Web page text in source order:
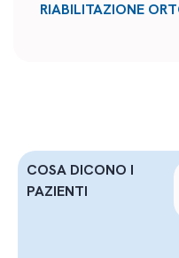
RIABILITAZIONE
COSA DICONO I
PAZIENTI